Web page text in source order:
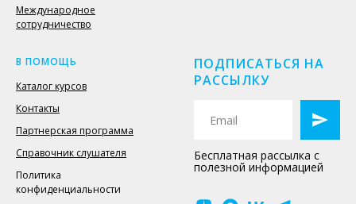
Международное
сотрудничество
В ПОМОЩЬ
Каталог курсов
Контакты
Партнерская программа
Справочник слушателя
Политика
конфиденциальности
ПОДПИСАТЬСЯ НА
РАССЫЛКУ
Бесплатная рассылка с
полезной информацией